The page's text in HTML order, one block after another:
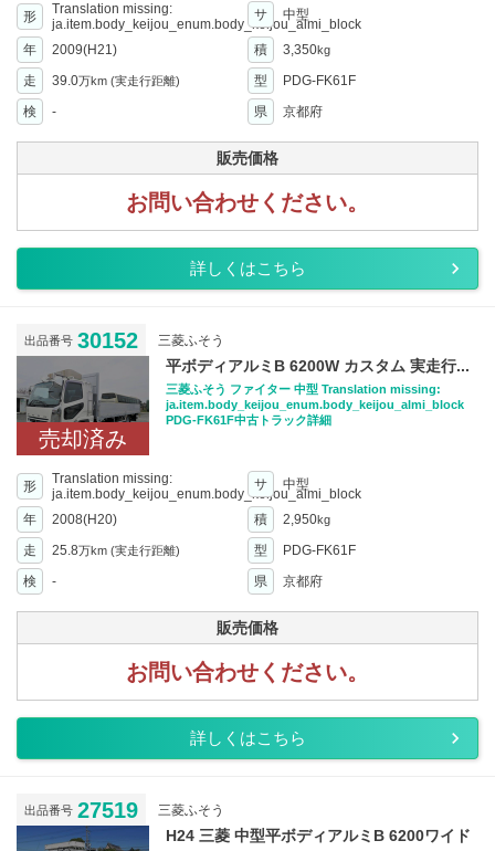
形
Translation missing:
ja.item.body_keijou_enum.body_keijou_almi_block
サ 中型
年 2009(H21) 積 3,350kg
走 39.0万km (実走行距離) 型
PDG-FK61F
検
- 県 京都府
販売価格
お問い合わせください。
詳しくはこちら
出品番号 30152 三菱ふそう
売却済み
平ボディアルミB 6200W カスタム 実走行...
三菱ふそう ファイター 中型 Translation missing:
ja.item.body_keijou_enum.body_keijou_almi_block
PDG-FK61F中古トラック詳細
形
Translation missing:
ja.item.body_keijou_enum.body_keijou_almi_block
サ 中型
年 2008(H20) 積 2,950kg
走 25.8万km (実走行距離) 型
PDG-FK61F
検
- 県 京都府
販売価格
お問い合わせください。
詳しくはこちら
出品番号 27519 三菱ふそう
H24 三菱 中型平ボディアルミB 6200ワイド